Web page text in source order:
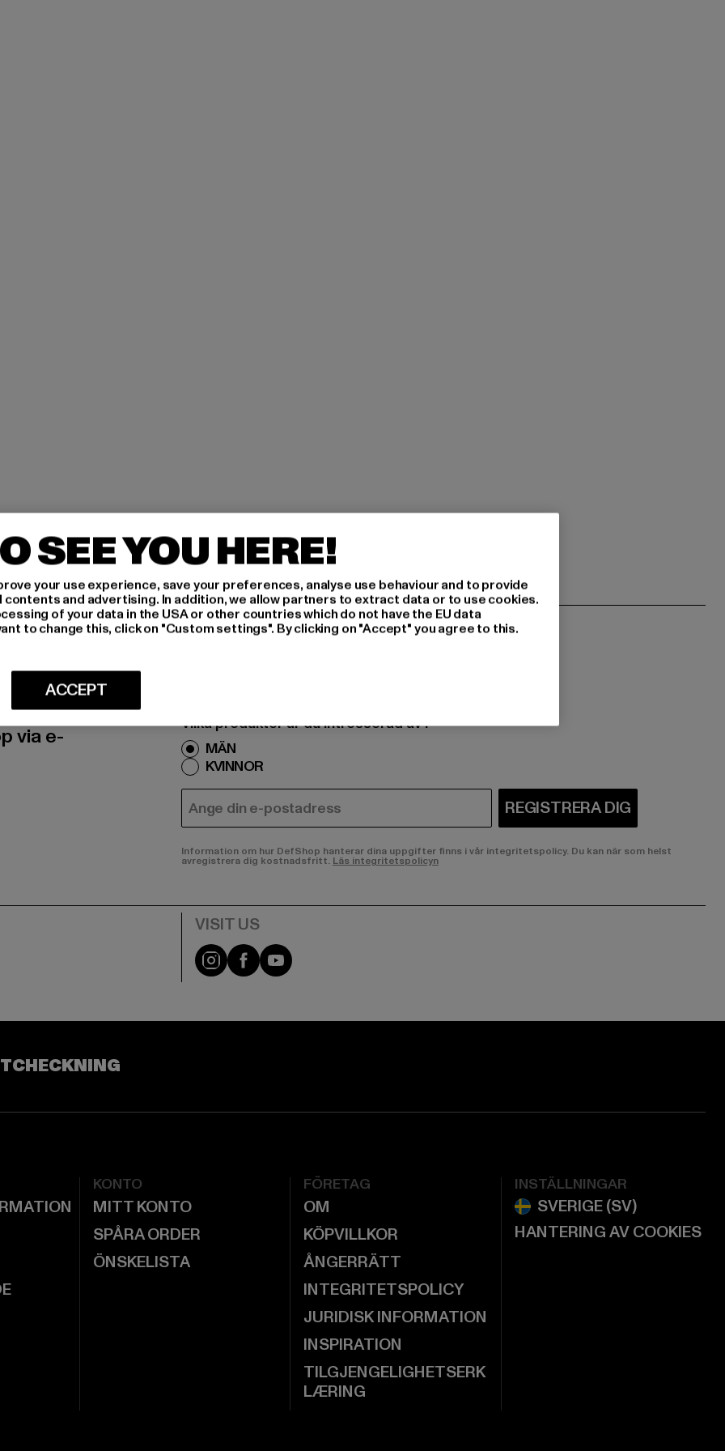
HÅLLA DIG
via e-
Vilka produkter är du intresserad av?
MÄN
KVINNOR
E-POST REGISTRERA DIG
Information om hur DefShop hanterar dina uppgifter finns i vår integritetspolicy. Du kan när som helst
avregistrera dig kostnadsfritt. Läs integritetspolicyn
Visit our Instagram page:
Visit our Facebook page:
Visit our YouTube channel:
KONTO
MITT KONTO
SPÅRA ORDER
ÖNSKELISTA
FÖRETAG
OM
KÖPVILLKOR
ÅNGERRÄTT
INTEGRITETSPOLICY
JURIDISK INFORMATION
INSPIRATION
TILGJENGELIGHETSERK
LÆRING
INSTÄLLNINGAR
HANTERING AV COOKIES
SEE YOU HERE!
your use experience, save your preferences, analyse use behaviour and to provide
and advertising. In addition, we allow partners to extract data or to use cookies.
of your data in the USA or other countries which do not have the EU data
to change this, click on "Custom settings". By clicking on "Accept" you agree to this.
ACCEPT